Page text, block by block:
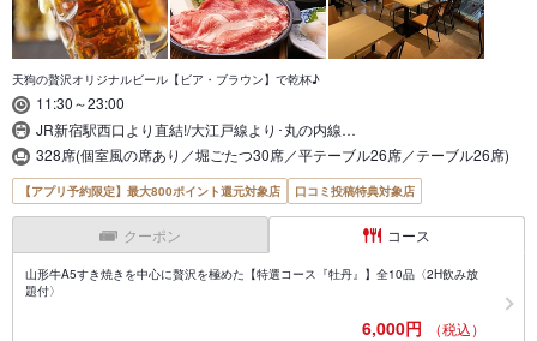
天狗の贅沢オリジナルビール【ビア・ブラウン】で乾杯♪
11:30～23:00
JR新宿駅西口より直結!/大江戸線より･丸の内線…
328席(個室風の席あり／堀ごたつ30席／平テーブル26席／テーブル26席)
【アプリ予約限定】最大800ポイント還元対象店 口コミ投稿特典対象店
クーポン コース
山形牛A5すき焼きを中心に贅沢を極めた【特選コース『牡丹』】全10品〈2H飲み放
題付〉
6,000円 （税込）